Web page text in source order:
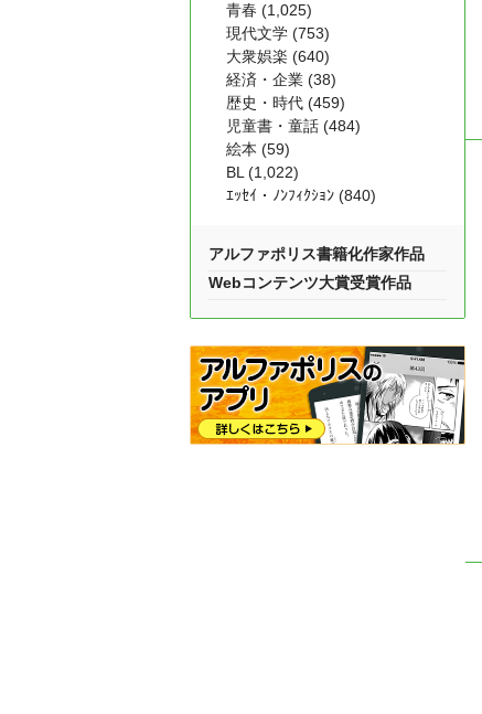
青春 (1,025)
現代文学 (753)
大衆娯楽 (640)
経済・企業 (38)
歴史・時代 (459)
児童書・童話 (484)
絵本 (59)
BL (1,022)
ｴｯｾｲ・ﾉﾝﾌｨｸｼｮﾝ (840)
アルファポリス書籍化作家作品
Webコンテンツ大賞受賞作品